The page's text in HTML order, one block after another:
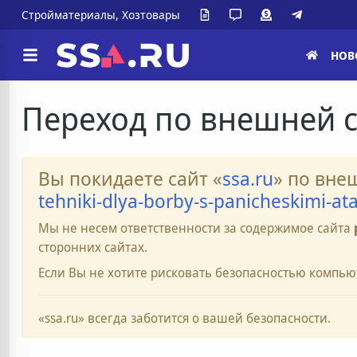
Стройматериалы, Хозтовары
Переход по внешней
Вы покидаете сайт «ssa.ru» по
tehniki-dlya-borby-s-panicheskimi-
Мы не несем ответственности за содержимое сайта
сторонних сайтах.
Если Вы не хотите рисковать безопасностью
«ssa.ru» всегда заботится о вашей безопасности.